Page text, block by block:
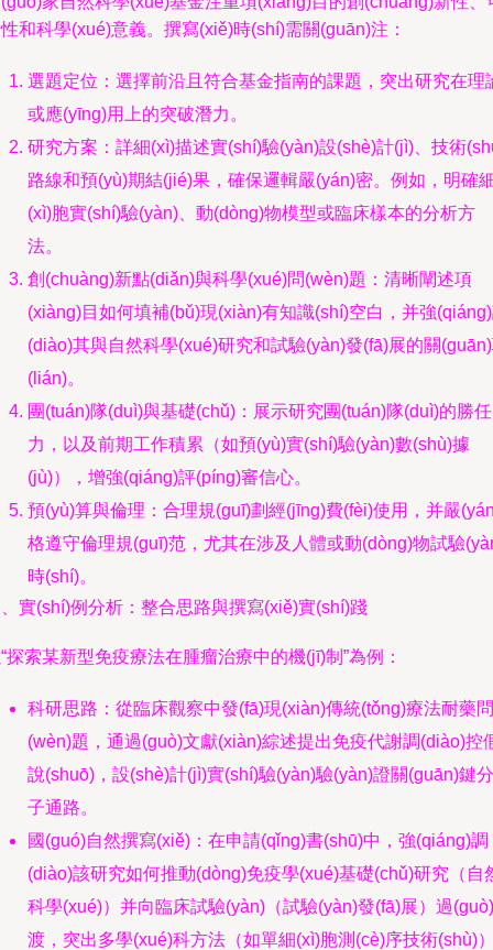
和科學(xué)意義。撰寫(xiě)時(shí)需關(guān)注：
選題定位：選擇前沿且符合基金指南的課題，突出研究在理
或應(yīng)用上的突破潛力。
研究方案：詳細(xì)描述實(shí)驗(yàn)設(shè)計(jì)、技術
路線和預(yù)期結(jié)果，確保邏輯嚴(yán)密。例如，明確
(xì)胞實(shí)驗(yàn)、動(dòng)物模型或臨床樣本的分析方
法。
創(chuàng)新點(diǎn)與科學(xué)問(wèn)題：清晰闡述項
(xiàng)目如何填補(bǔ)現(xiàn)有知識(shí)空白，并強
(diào)其與自然科學(xué)研究和試驗(yàn)發(fā)展的關
(lián)。
團(tuán)隊(duì)與基礎(chǔ)：展示研究團(tuán)隊(duì)的勝任
力，以及前期工作積累（如預(yù)實(shí)驗(yàn)數(shù)據
(jù)），增強(qiáng)評(píng)審信心。
預(yù)算與倫理：合理規(guī)劃經(jīng)費(fèi)使用，并嚴
格遵守倫理規(guī)范，尤其在涉及人體或動(dòng)物試驗
時(shí)。
實(shí)例分析：整合思路與撰寫(xiě)實(shí)踐
探索某新型免疫療法在腫瘤治療中的機(jī)制”為例：
科研思路：從臨床觀察中發(fā)現(xiàn)傳統(tǒng)療法耐藥問
(wèn)題，通過(guò)文獻(xiàn)綜述提出免疫代謝調(diào)控
說(shuō)，設(shè)計(jì)實(shí)驗(yàn)驗(yàn)證關(guān)鍵分
子通路。
國(guó)自然撰寫(xiě)：在申請(qǐng)書(shū)中，強(qiáng)調
(diào)該研究如何推動(dòng)免疫學(xué)基礎(chǔ)研究（自
科學(xué)）并向臨床試驗(yàn)（試驗(yàn)發(fā)展）過(guò)
渡，突出多學(xué)科方法（如單細(xì)胞測(cè)序技術(shù)